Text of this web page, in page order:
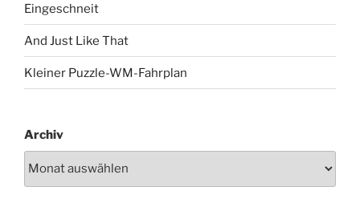
Eingeschneit
And Just Like That
Kleiner Puzzle-WM-Fahrplan
Archiv